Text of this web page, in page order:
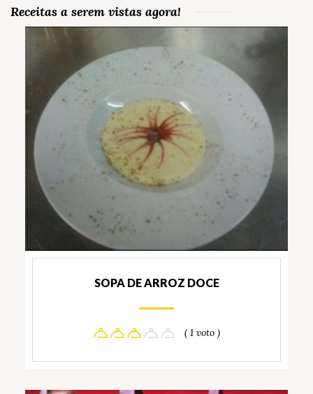
Receitas a serem vistas agora!
SOPA DE ARROZ DOCE
( 1 voto )